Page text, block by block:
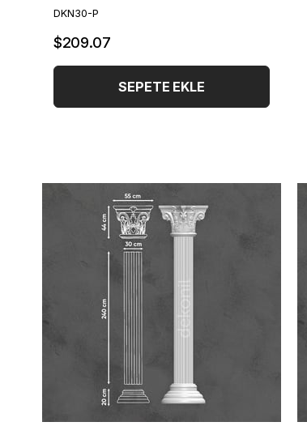
DKN30-P
$209.07
SEPETE EKLE